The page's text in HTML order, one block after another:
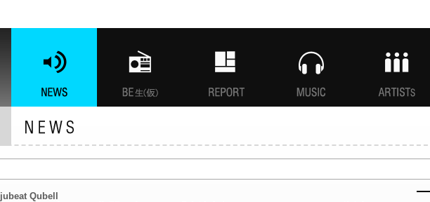
jubeat Qubell